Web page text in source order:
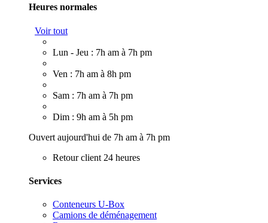
Heures normales
Voir tout
Lun - Jeu : 7h am à 7h pm
Ven : 7h am à 8h pm
Sam : 7h am à 7h pm
Dim : 9h am à 5h pm
Ouvert aujourd'hui de 7h am à 7h pm
Retour client 24 heures
Services
Conteneurs U-Box
Camions de déménagement